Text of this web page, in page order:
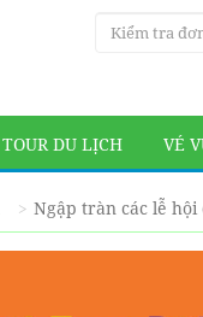
TOUR DU LỊCH VÉ
Ngập tràn các lễ hội